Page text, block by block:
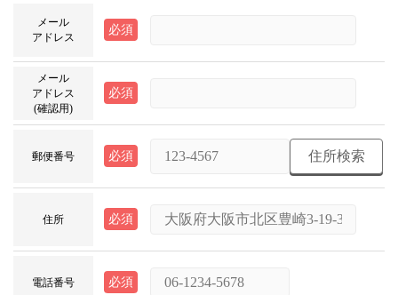
メール
アドレス
必須
メール
アドレス
(確認用)
必須
郵便番号 必須 住所検索
住所 必須
電話番号 必須